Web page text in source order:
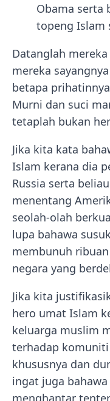
Obama serta
topeng Islam
Datanglah
mereka
betapa
Murni dan suci
tetaplah bukan
Jika kita kata
Islam kerana dia
Russia serta
menentang
seolah-olah
lupa bahawa
membunuh
negara yang
Jika kita
hero umat Islam
keluarga muslim
terhadap
khususnya dan
ingat juga
menghantar